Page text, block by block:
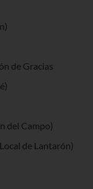
de Gracias
del Campo)
de Lantarón)